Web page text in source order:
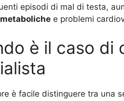
episodi di mal di testa,
e problemi
è il caso di
è facile distinguere tra una